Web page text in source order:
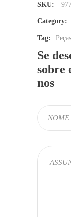
SKU:
Category:
Tag:
Se
sobre
nos